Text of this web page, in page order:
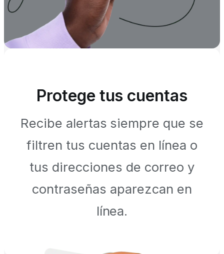
Protege tus cuentas
Recibe alertas siempre que se
filtren tus cuentas en línea o
tus direcciones de correo y
contraseñas aparezcan en
línea.